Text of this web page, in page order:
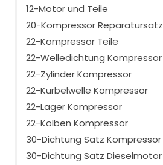
12-Motor und Teile
20-Kompressor Reparatursatz
22-Kompressor Teile
22-Welledichtung Kompressor
22-Zylinder Kompressor
22-Kurbelwelle Kompressor
22-Lager Kompressor
22-Kolben Kompressor
30-Dichtung Satz Kompressor
30-Dichtung Satz Dieselmotor